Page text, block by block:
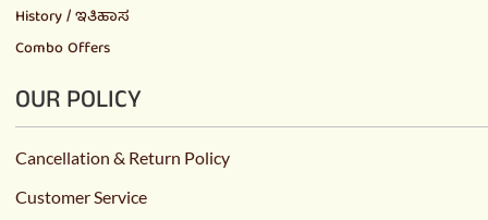
History / ಇತಿಹಾಸ
Combo Offers
OUR POLICY
Cancellation & Return Policy
Customer Service